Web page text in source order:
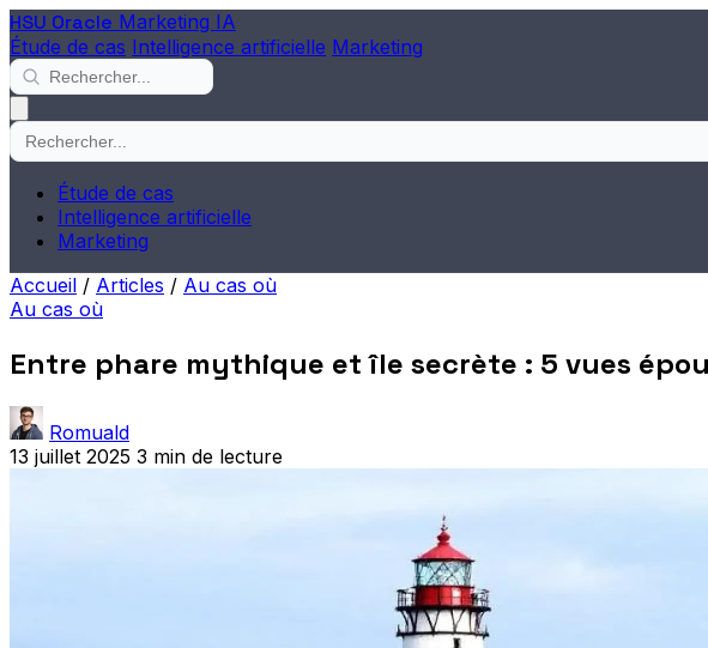
HSU Oracle Marketing IA
Étude de cas Intelligence artificielle Marketing
Étude de cas
Intelligence artificielle
Marketing
Accueil / Articles / Au cas où
Au cas où
Entre phare mythique et île secrète : 5 vues
Romuald
13 juillet 2025 3 min de lecture